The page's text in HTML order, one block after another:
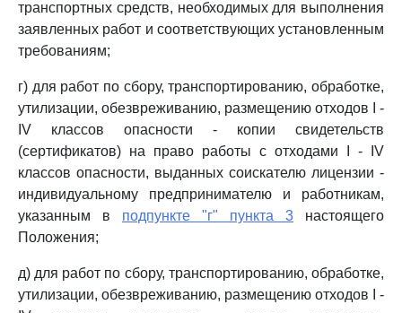
транспортных средств, необходимых для выполнения
заявленных работ и соответствующих установленным
требованиям;
г) для работ по сбору, транспортированию, обработке,
утилизации, обезвреживанию, размещению отходов I -
IV классов опасности - копии свидетельств
(сертификатов) на право работы с отходами I - IV
классов опасности, выданных соискателю лицензии -
индивидуальному предпринимателю и работникам,
указанным в подпункте "г" пункта 3 настоящего
Положения;
д) для работ по сбору, транспортированию, обработке,
утилизации, обезвреживанию, размещению отходов I -